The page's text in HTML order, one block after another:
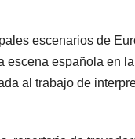
escenarios de
escena española en
al trabajo de